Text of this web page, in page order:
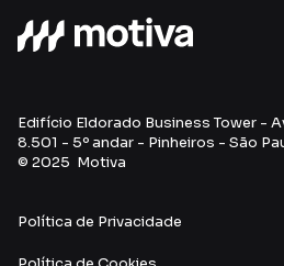
Edifício Eldorado Business Tower -
8.501 - 5º andar - Pinheiros - São
© 2025 Motiva
Política de Privacidade